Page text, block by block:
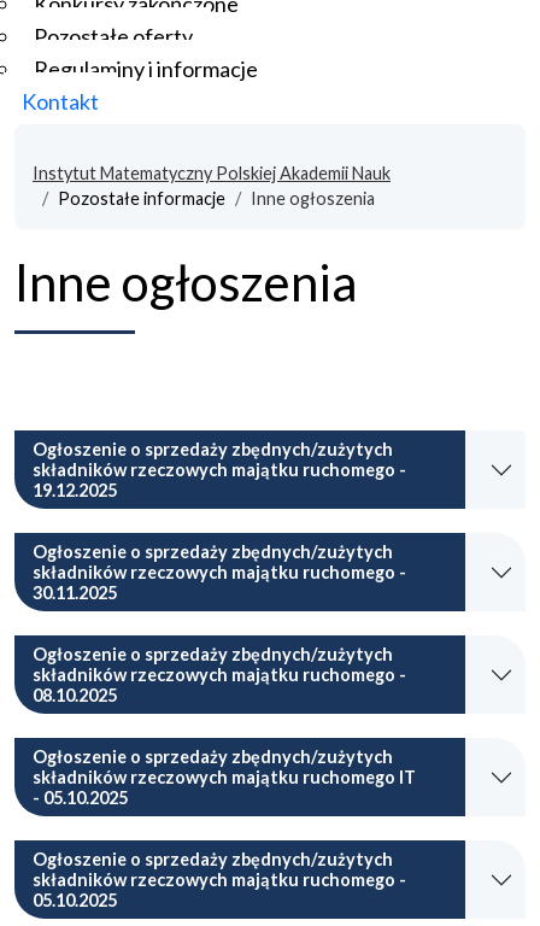
Pozostałe oferty
Regulaminy i informacje
Kontakt
Instytut Matematyczny Polskiej Akademii Nauk
Pozostałe informacje
Inne ogłoszenia
Inne ogłoszenia
Ogłoszenie o sprzedaży zbędnych/zużytych
składników rzeczowych majątku ruchomego -
19.12.2025
Ogłoszenie o sprzedaży zbędnych/zużytych
składników rzeczowych majątku ruchomego -
30.11.2025
Ogłoszenie o sprzedaży zbędnych/zużytych
składników rzeczowych majątku ruchomego -
08.10.2025
Ogłoszenie o sprzedaży zbędnych/zużytych
składników rzeczowych majątku ruchomego IT
- 05.10.2025
Ogłoszenie o sprzedaży zbędnych/zużytych
składników rzeczowych majątku ruchomego -
05.10.2025